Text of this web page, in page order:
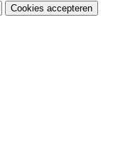
Cookies accepteren